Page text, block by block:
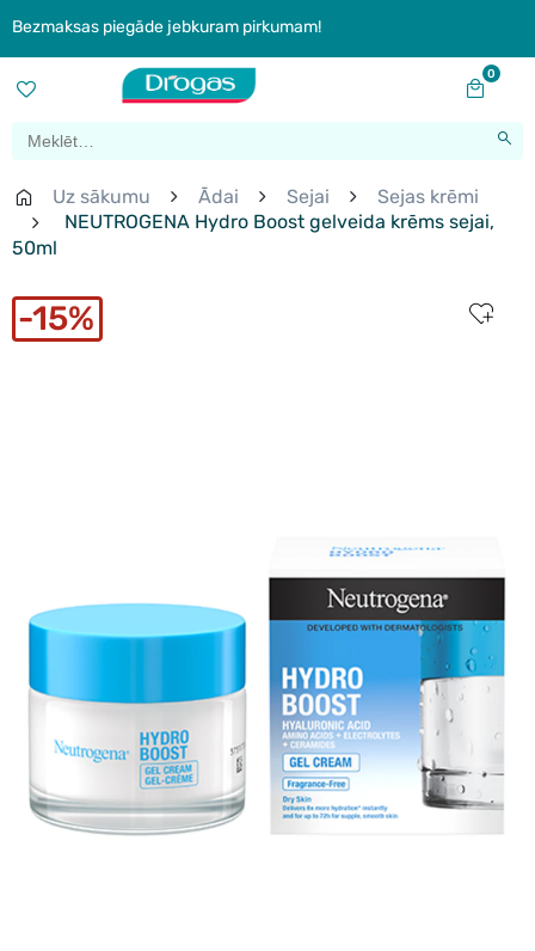
Bezmaksas piegāde jebkuram pirkumam!
0
Uz sākumu Ādai Sejai
Sejas krēmi
NEUTROGENA Hydro Boost gelveida krēms sejai,
50ml
15%